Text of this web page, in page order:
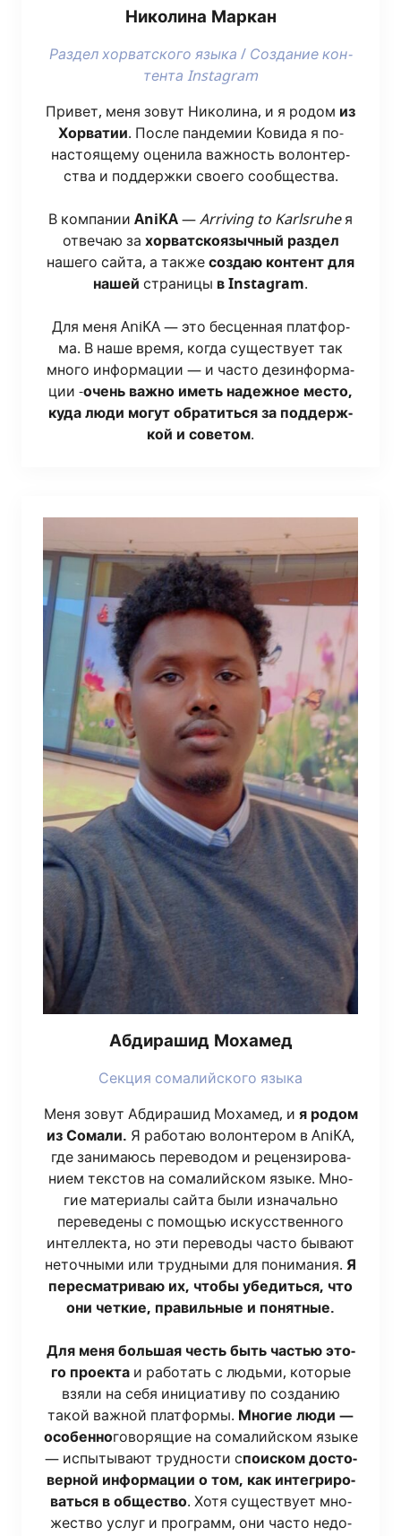
Нико­ли­на Маркан
Раз­дел хор­ват­ско­го язы­ка / Созда­ние кон­
тен­та Instagram
При­вет, меня зовут Нико­ли­на, и я родом из
Хор­ва­тии. После пан­де­мии Кови­да я по-
насто­я­ще­му оце­ни­ла важ­ность волон­тер­
ства и под­держ­ки сво­е­го сооб­ще­ства.
В ком­па­нии AniKA—Arriving to Karlsruheя
отве­чаю за хор­ват­ско­языч­ный раз­дел
наше­го сай­та, а так­жесоздаю кон­тент для
нашей стра­ни­цы в Instagram.
Для меня AniKA — это бес­цен­ная плат­фор­
ма. В наше вре­мя, когда суще­ству­ет так
мно­го инфор­ма­ции — и часто дез­ин­фор­ма­
ции -очень важ­но иметь надеж­ное место,
куда люди могут обра­тить­ся за под­держ­
кой и сове­том.
Абди­ра­шид Мохамед
Сек­ция сома­лий­ско­го языка
Меня зовут Абди­ра­шид Моха­мед, и я родом
из Сома­ли. Я рабо­таю волон­те­ром в AniKA,
где зани­ма­юсь пере­во­дом и рецен­зи­ро­ва­
ни­ем тек­стов на сома­лий­ском язы­ке. Мно­
гие мате­ри­а­лы сай­та были изна­чаль­но
пере­ве­де­ны с помо­щью искус­ствен­но­го
интел­лек­та, но эти пере­во­ды часто быва­ют
неточ­ны­ми или труд­ны­ми для пони­ма­ния. Я
пере­смат­ри­ваю их, что­бы убе­дить­ся, что
они чет­кие, пра­виль­ные и понят­ные.
Для меня боль­шая честь быть частью это­
го про­ек­таи рабо­тать с людь­ми, кото­рые
взя­ли на себя ини­ци­а­ти­ву по созда­нию
такой важ­ной плат­фор­мы. Мно­гие люди —
осо­бен­ногово­ря­щие на сома­лий­ском язы­ке
— испы­ты­ва­ют труд­но­сти споис­ком досто­
вер­ной инфор­ма­ции о том, как инте­гри­ро­
вать­ся в обще­ство. Хотя суще­ству­ет мно­
же­ство услуг и про­грамм, они часто недо­